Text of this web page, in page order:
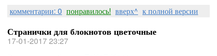
комментарии: 0 понравилось! вверх^ к полной версии
Странички для блокнотов цветочные
17-01-2017 23:27